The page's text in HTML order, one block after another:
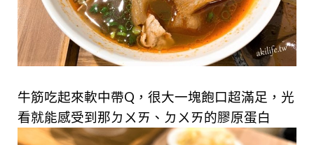
牛筋吃起來軟中帶Q，很大一塊飽口超滿足，光
看就能感受到那ㄉㄨㄞ、ㄉㄨㄞ的膠原蛋白